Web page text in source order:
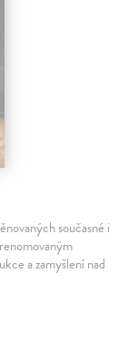
současné i
a zamyšlení nad